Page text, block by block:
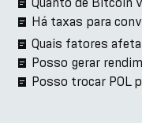
Há taxas para
Quais fatores
Posso gerar
Posso trocar POL